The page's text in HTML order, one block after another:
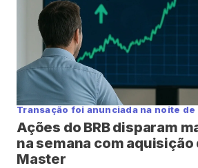
Transação foi anunciada na noite de
Ações do BRB disparam
na semana com aquisição
Master